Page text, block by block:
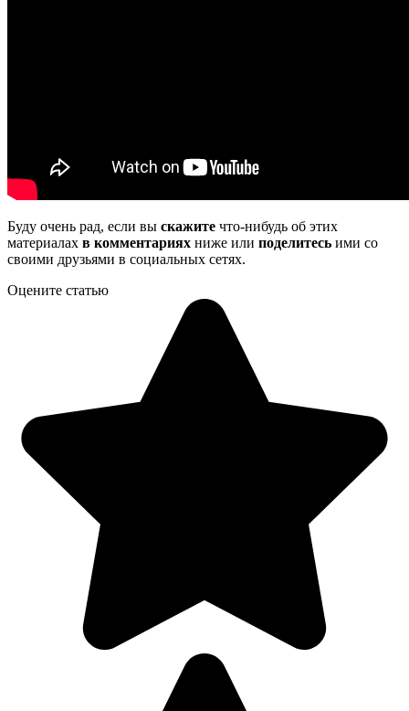
Буду очень рад, если вы скажите что-нибудь об этих
материалах в комментариях ниже или поделитесь ими со
своими друзьями в социальных сетях.
Оцените статью